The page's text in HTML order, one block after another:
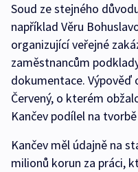
Soud ze stejného
například Věru
organizující veřejné
zaměstnancům
dokumentace.
Červený, o kterém
Kančev podílel na
Kančev měl údajně na
milionů korun za práci,